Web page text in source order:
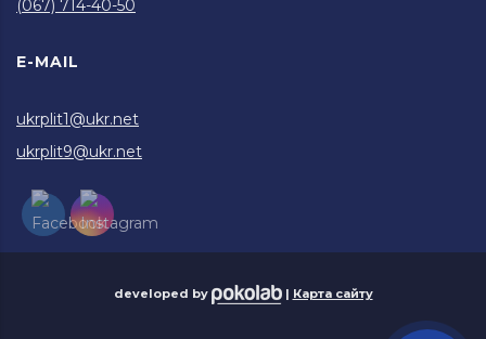
(067) 714-40-50
E-MAIL
ukrplit1@ukr.net
ukrplit9@ukr.net
developed by | Карта сайту